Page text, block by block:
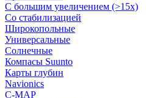
С большим увеличением (>15x)
Со стабилизацией
Широкопольные
Универсальные
Солнечные
Компасы Suunto
Карты глубин
Navionics
C-MAP